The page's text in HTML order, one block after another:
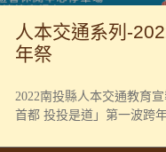
人本交通系列-
年祭
2022南投縣人本交通教育
首都 投投是道」第一波跨